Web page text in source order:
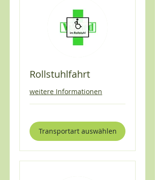
Rollstuhlfahrt
weitere Informationen
Transportart auswählen